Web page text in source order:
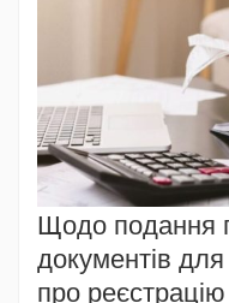
Щодо подання
документів
про